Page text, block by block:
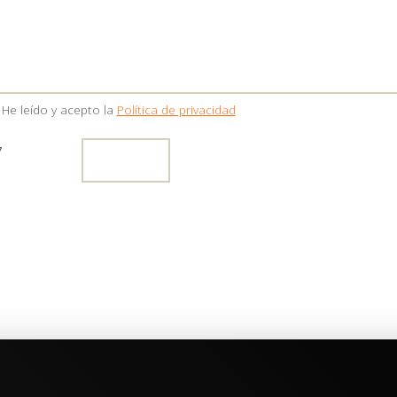
He leído y acepto la Política de privacidad